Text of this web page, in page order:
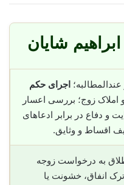
شایان
اجرای حکم
املاک زوج؛ بررسی اعسار
و دفاع در برابر ادعاهای
اقساط و وثایق.
به درخواست زوجه
انفاق، خشونت یا